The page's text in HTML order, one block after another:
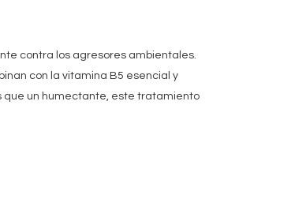
contra los agresores ambientales.
con la vitamina B5 esencial y
que un humectante, este tratamiento